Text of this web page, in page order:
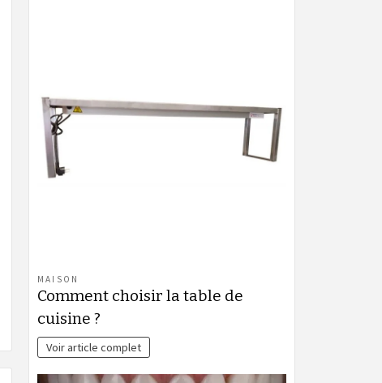
MAISON
Comment choisir la table de
cuisine ?
Voir article complet